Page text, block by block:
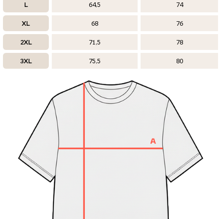
L 64,5 74
XL 68 76
2XL 71,5 78
3XL 75,5 80